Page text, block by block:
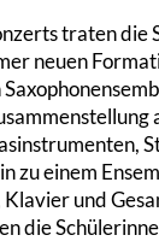
traten die
neuen
zu einem
und
die